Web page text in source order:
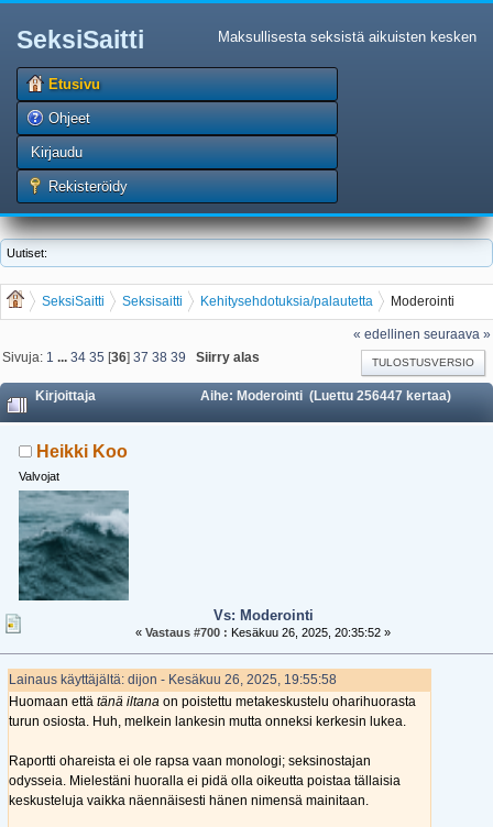
SeksiSaitti Maksullisesta seksistä aikuisten kesken
Etusivu
Ohjeet
Kirjaudu
Rekisteröidy
Uutiset:
SeksiSaitti Seksisaitti Kehitysehdotuksia/palautetta Moderointi
« edellinen seuraava »
TULOSTUSVERSIO
Sivuja: 1 ...34 35 [36]37 38 39 Siirry alas
Kirjoittaja Aihe: Moderointi (Luettu 256447 kertaa)
Heikki Koo
Valvojat
Vs: Moderointi
«Vastaus #700 : Kesäkuu 26, 2025, 20:35:52 »
Lainaus käyttäjältä: dijon - Kesäkuu 26, 2025, 19:55:58
Huomaan että tänä iltana on poistettu metakeskustelu oharihuorasta
turun osiosta. Huh, melkein lankesin mutta onneksi kerkesin lukea.
Raportti ohareista ei ole rapsa vaan monologi; seksinostajan
odysseia. Mielestäni huoralla ei pidä olla oikeutta poistaa tällaisia
keskusteluja vaikka näennäisesti hänen nimensä mainitaan.